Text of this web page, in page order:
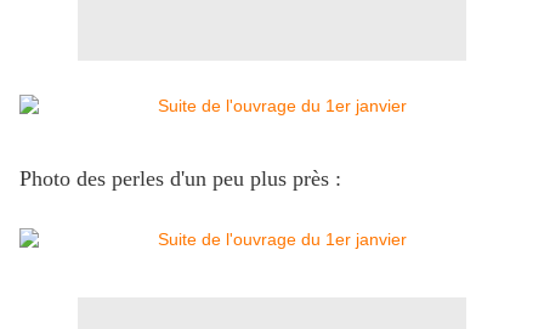
Photo des perles d'un peu plus près :